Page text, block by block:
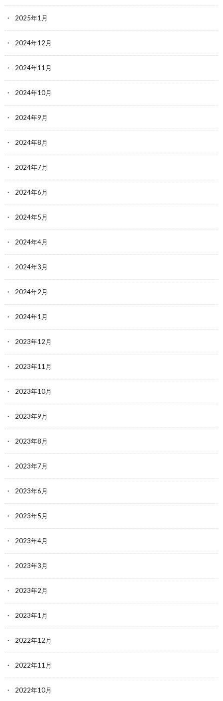
2025年1月
2024年12月
2024年11月
2024年10月
2024年9月
2024年8月
2024年7月
2024年6月
2024年5月
2024年4月
2024年3月
2024年2月
2024年1月
2023年12月
2023年11月
2023年10月
2023年9月
2023年8月
2023年7月
2023年6月
2023年5月
2023年4月
2023年3月
2023年2月
2023年1月
2022年12月
2022年11月
2022年10月